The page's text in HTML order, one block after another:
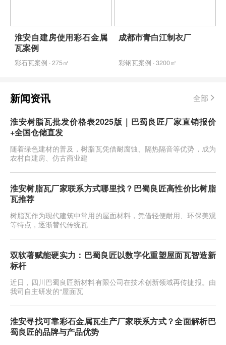
淮安自建房使用彩石金属
瓦案例
彩石瓦案例 · 275㎡
成都市青白江制衣厂
彩钢瓦案例 · 3200㎡
新闻资讯 全部
淮安树脂瓦批发价格表2025版｜巴蜀良匠厂家直销报价
+全国仓储直发
随着绿色建材的普及，树脂瓦凭借耐腐蚀、隔热隔音等优势，成为
农村自建房、仿古商业建
淮安树脂瓦厂家联系方式哪里找？巴蜀良匠高性价比树脂
瓦推荐
树脂瓦作为现代建筑中常用的屋面材料，凭借轻便耐用、环保美观
等特点，逐渐替代传统瓦
双软著赋能硬实力：巴蜀良匠以数字化重塑屋面瓦智造新
标杆
近日，四川巴蜀良匠新材料有限公司在技术创新领域再传捷报。由
我司自主研发的“屋面瓦
淮安寻找可靠彩石金属瓦生产厂家联系方式？全面解析巴
蜀良匠的品牌与产品优势